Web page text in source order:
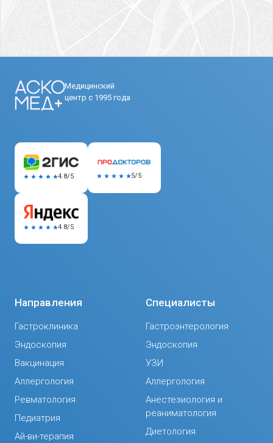
Медицинский
центр с 1995 года
Направления
Гастроклиника
Эндоскопия
Вакцинация
Аллергология
Ревматология
Педиатрия
Ай-ви-терапия
Специалисты
Гастроэнтерология
Эндоскопия
УЗИ
Аллергология
Анестезиология и
реаниматология
Диетология
4.8/5 5/5
4.8/5